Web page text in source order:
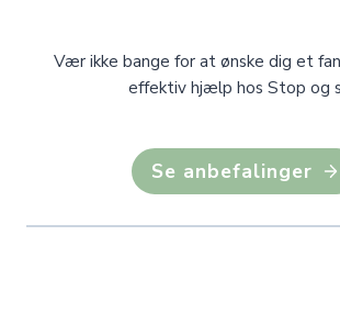
Vær ikke bange for at ønske dig et
effektiv hjælp hos Stop og
Se anbefalinger